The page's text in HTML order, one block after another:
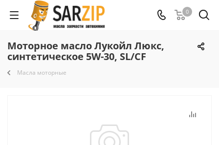
0
Моторное масло Лукойл Люкс,
синтетическое 5W-30, SL/CF
Масла моторные